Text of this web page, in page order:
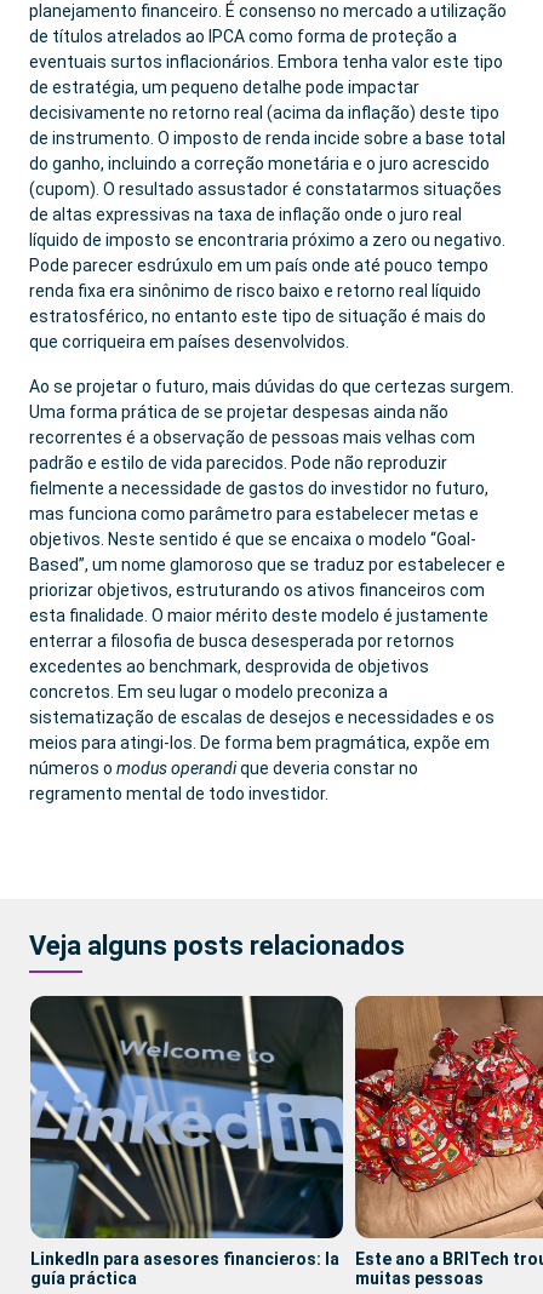
planejamento financeiro. É consenso no mercado a utilização
de títulos atrelados ao IPCA como forma de proteção a
eventuais surtos inflacionários. Embora tenha valor este tipo
de estratégia, um pequeno detalhe pode impactar
decisivamente no retorno real (acima da inflação) deste tipo
de instrumento. O imposto de renda incide sobre a base total
do ganho, incluindo a correção monetária e o juro acrescido
(cupom). O resultado assustador é constatarmos situações
de altas expressivas na taxa de inflação onde o juro real
líquido de imposto se encontraria próximo a zero ou negativo.
Pode parecer esdrúxulo em um país onde até pouco tempo
renda fixa era sinônimo de risco baixo e retorno real líquido
estratosférico, no entanto este tipo de situação é mais do
que corriqueira em países desenvolvidos.
Ao se projetar o futuro, mais dúvidas do que certezas surgem.
Uma forma prática de se projetar despesas ainda não
recorrentes é a observação de pessoas mais velhas com
padrão e estilo de vida parecidos. Pode não reproduzir
fielmente a necessidade de gastos do investidor no futuro,
mas funciona como parâmetro para estabelecer metas e
objetivos. Neste sentido é que se encaixa o modelo “Goal-
Based”, um nome glamoroso que se traduz por estabelecer e
priorizar objetivos, estruturando os ativos financeiros com
esta finalidade. O maior mérito deste modelo é justamente
enterrar a filosofia de busca desesperada por retornos
excedentes ao benchmark, desprovida de objetivos
concretos. Em seu lugar o modelo preconiza a
sistematização de escalas de desejos e necessidades e os
meios para atingi-los. De forma bem pragmática, expõe em
números o modus operandique deveria constar no
regramento mental de todo investidor.
Veja alguns posts relacionados
LinkedIn para asesores financieros: la
guía práctica
Este ano a BRITech
muitas pessoas